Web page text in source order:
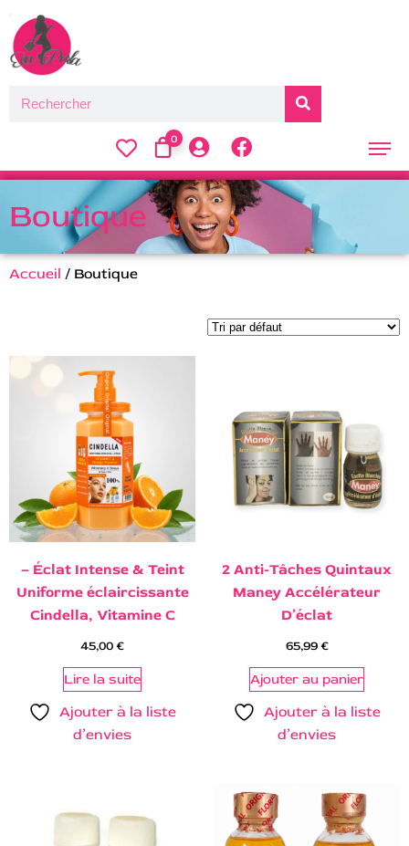
0
Boutique
Accueil / Boutique
– Éclat Intense & Teint
Uniforme éclaircissante
Cindella, Vitamine C
45,00€
Lire la suite
Ajouter à la liste
d’envies
2 Anti-Tâches Quintaux
Maney Accélérateur
D’éclat
65,99€
Ajouter au panier
Ajouter à la liste
d’envies